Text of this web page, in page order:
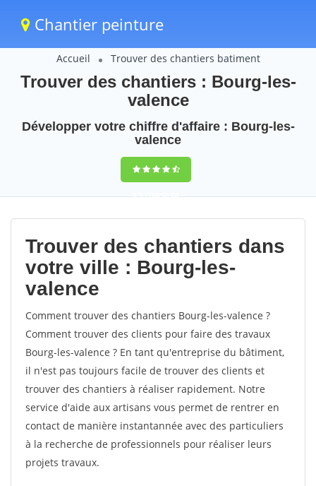
Chantier peinture
Accueil Trouver des chantiers batiment
Trouver des chantiers : Bourg-les-
valence
Développer votre chiffre d'affaire : Bourg-les-
valence
9,5(100%)68
votes
Trouver des chantiers dans
votre ville : Bourg-les-
valence
Comment trouver des chantiers Bourg-les-valence ?
Comment trouver des clients pour faire des travaux
Bourg-les-valence ? En tant qu'entreprise du bâtiment,
il n'est pas toujours facile de trouver des clients et
trouver des chantiers à réaliser rapidement. Notre
service d'aide aux artisans vous permet de rentrer en
contact de manière instantannée avec des particuliers
à la recherche de professionnels pour réaliser leurs
projets travaux.